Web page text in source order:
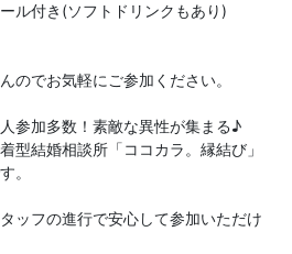
ル付き(ソフトドリンクもあり)
のでお気軽にご参加ください。
参加多数！素敵な異性が集まる♪
型結婚相談所「ココカラ。縁結び」
。
ッフの進行で安心して参加いただけ